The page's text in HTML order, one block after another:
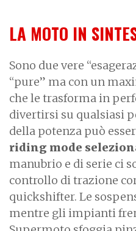
LA MOTO IN
Sono due vere
“pure” ma con un
che le trasforma in
divertirsi su qualsiasi
della potenza può
riding mode
manubrio e di serie ci
controllo di trazione
quickshifter. Le
mentre gli impianti